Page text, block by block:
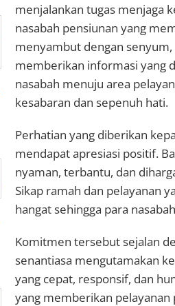
menjalankan tugas menjaga
nasabah pensiunan yang
menyambut dengan
memberikan informasi yang
nasabah menuju area
kesabaran dan sepenuh hati.
Perhatian yang diberikan
mendapat apresiasi positif.
nyaman, terbantu, dan
Sikap ramah dan pelayanan
hangat sehingga para
Komitmen tersebut sejalan
senantiasa mengutamakan
yang cepat, responsif, dan
yang memberikan